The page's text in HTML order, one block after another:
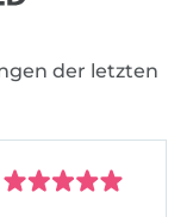
der letzten